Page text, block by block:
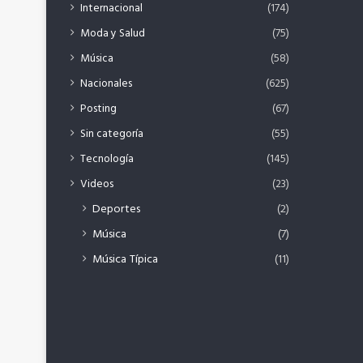
Internacional
(174)
Moda y Salud
(75)
Música
(58)
Nacionales
(625)
Posting
(67)
Sin categoría
(55)
Tecnología
(145)
Videos
(23)
Deportes
(2)
Música
(7)
Música Típica
(11)